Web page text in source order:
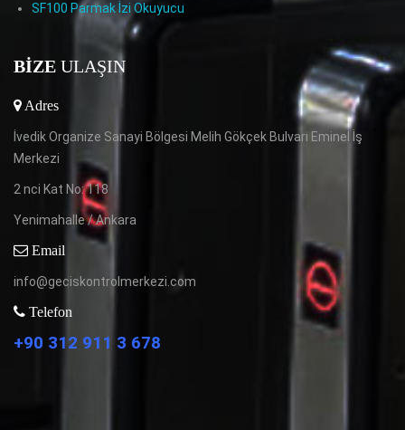
SF100 Parmak İzi Okuyucu
BIZE ULAŞIN
Adres
İvedik Organize Sanayi Bölgesi Melih Gökçek Bulvarı Eminel İş
Merkezi
2 nci Kat No: 118
Yenimahalle / Ankara
Email
info@geciskontrolmerkezi.com
Telefon
+90 312 911 3 678